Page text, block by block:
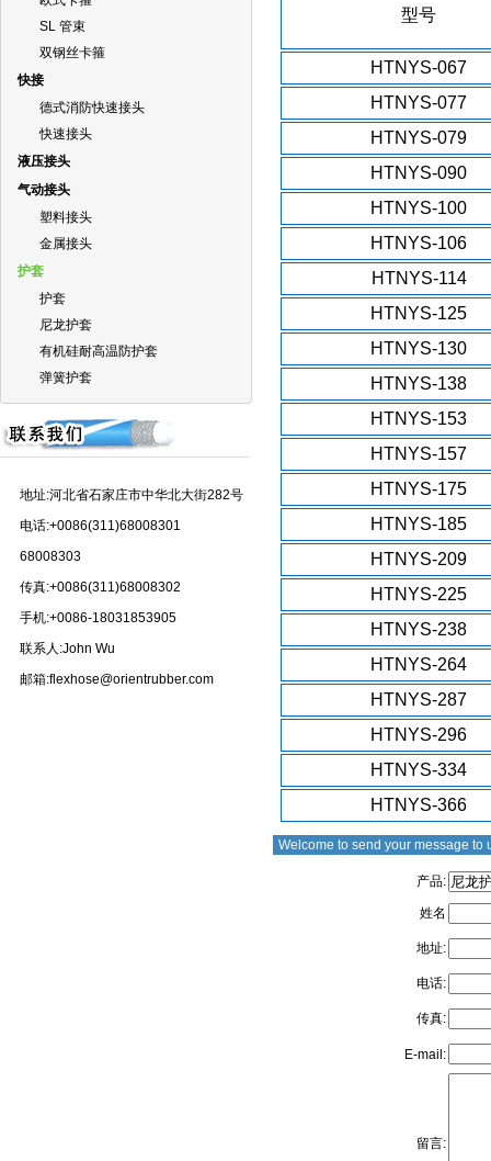
SL 管束
双钢丝卡箍
快接
德式消防快速接头
快速接头
液压接头
气动接头
塑料接头
金属接头
护套
护套
尼龙护套
有机硅耐高温防护套
弹簧护套
地址:河北省石家庄市中华北大街282号
电话:+0086(311)68008301
68008303
传真:+0086(311)68008302
手机:+0086-18031853905
联系人:John Wu
邮箱:flexhose@orientrubber.com
型号
HTNYS-067
HTNYS-077
HTNYS-079
HTNYS-090
HTNYS-100
HTNYS-106
HTNYS-114
HTNYS-125
HTNYS-130
HTNYS-138
HTNYS-153
HTNYS-157
HTNYS-175
HTNYS-185
HTNYS-209
HTNYS-225
HTNYS-238
HTNYS-264
HTNYS-287
HTNYS-296
HTNYS-334
HTNYS-366
Welcome to send your message to
产品:
姓名
地址:
电话:
传真:
E-mail:
留言: